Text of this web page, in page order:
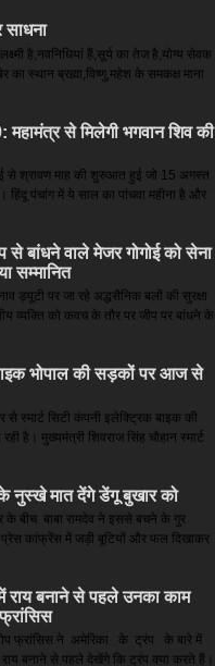
है,नवनिधियां हैं,सूर्य का तेज है,योग्य सेवक
का स्थान ब्रह्मा,विष्णु,महेश के समकक्ष माना
महामंत्र से मिलेगी भगवान शिव की
से श्रावण माह की शुरुआत हुई जो 15 अगस्त
हिंदू पंचांग में ये साल का पांचवा महीना है और
से बांधने वाले मेजर गोगोई को सेना
सम्‍मानित
ड्यूटी पर जा रहे अद्धसैनिक बलों की सुरक्षा
व्यक्ति को कवच के तौर पर जीप पर बांधने के
भोपाल की सड़कों पर आज से
से स्मार्ट सिटी कंपनी इलेक्ट्रिक बाइक की
है। मुख्यमंत्री शिवराज सिंह चौहान स्मार्ट
के नुस्खे मात देंगे डेंगू बुखार को
बीच बाबा रामदेव ने इससे बचने के गुर
प्रेस कांफ्रेंस में जड़ी बूटियों और फल दिखाकर
राय बनाने से पहले उनका काम
फ्रांसिस ने अमेरिका के ट्रंप के बारे में
बनाने से पहले देखेंगे कि ट्रंप क्या करते हैं।